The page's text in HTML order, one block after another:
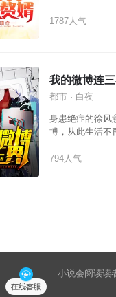
不一样的人生，
1787人气
我的微博连
都市 · 白夜
身患绝症的徐风
博，从此生活不
TOP100，自动
794人气
小说会阅读读